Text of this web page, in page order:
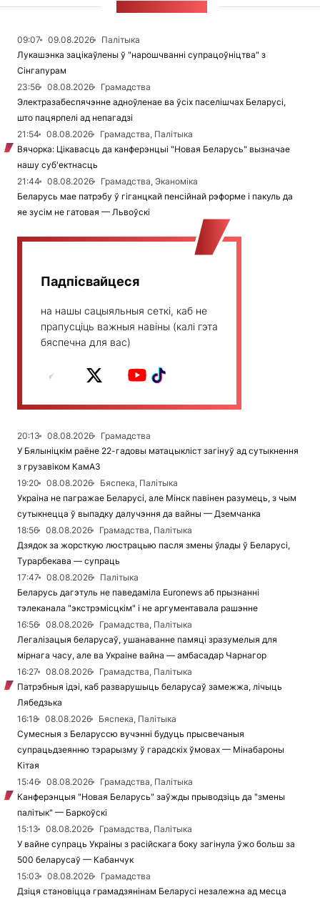
09:07 09.08.2026
Палітыка
Лукашэнка зацікаўлены ў "нарошчванні супрацоўніцтва" з
Сінгапурам
23:56
08.08.2026
Грамадства
Электразабеспячэнне адноўленае ва ўсіх паселішчах Беларусі,
што пацярпелі ад непагадзі
21:54
08.08.2026
Грамадства, Палітыка
Вячорка: Цікавасць да канферэнцыі "Новая Беларусь" вызначае
нашу суб'ектнасць
21:44
08.08.2026
Грамадства, Эканоміка
Беларусь мае патрэбу ў гіганцкай пенсійнай рэформе і пакуль да
яе зусім не гатовая — Львоўскі
Падпісвайцеся
на нашы сацыяльныя сеткі, каб не
прапусціць важныя навіны (калі гэта
бяспечна для вас)
20:13 08.08.2026
Грамадства
У Бялыніцкім раёне 22-гадовы матацыкліст загінуў ад сутыкнення
з грузавіком КамАЗ
19:20
08.08.2026
Бяспека, Палітыка
Украіна не пагражае Беларусі, але Мінск павінен разумець, з чым
сутыкнецца ў выпадку далучэння да вайны — Дземчанка
18:56
08.08.2026
Грамадства, Палітыка
Дзядок за жорсткую люстрацыю пасля змены ўлады ў Беларусі,
Турарбекава — супраць
17:47
08.08.2026
Палітыка
Беларусь дагэтуль не паведаміла Euronews аб прызнанні
тэлеканала "экстрэмісцкім" і не аргументавала рашэнне
16:56
08.08.2026
Грамадства, Палітыка
Легалізацыя беларусаў, ушанаванне памяці зразумелыя для
мірнага часу, але ва Украіне вайна — амбасадар Чарнагор
16:27
08.08.2026
Грамадства, Палітыка
Патрэбныя ідэі, каб разварушыць беларусаў замежжа, лічыць
Лябедзька
16:18
08.08.2026
Бяспека, Палітыка
Сумесныя з Беларуссю вучэнні будуць прысвечаныя
супрацьдзеянню тэрарызму ў гарадскіх ўмовах — Мінабароны
Кітая
15:46
08.08.2026
Грамадства, Палітыка
Канферэнцыя "Новая Беларусь" заўжды прыводзіць да "змены
палітык" — Баркоўскі
15:13
08.08.2026
Грамадства, Палітыка
У вайне супраць Украіны з расійскага боку загінула ўжо больш за
500 беларусаў — Кабанчук
15:03
08.08.2026
Грамадства
Дзіця становіцца грамадзянінам Беларусі незалежна ад месца